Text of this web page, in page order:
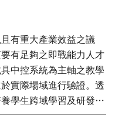
駛接駁車隊、自動運輸
汽車電子成長爆發力，
重要里程碑邁進。
有重大產業效益之議
有足夠之即戰能力人才
中控系統為主軸之教學
實際場域進行驗證。透
學生跨域學習及研發創
內涵，有效鏈結國內外
具虛實並進教學與實作